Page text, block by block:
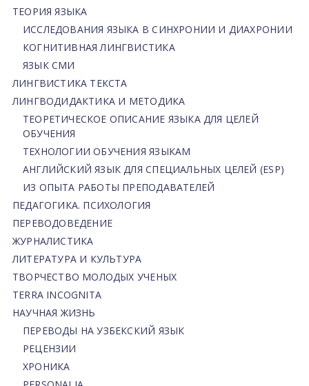
ТЕОРИЯ ЯЗЫКА
ИССЛЕДОВАНИЯ ЯЗЫКА В СИНХРОНИИ И ДИАХРОНИИ
КОГНИТИВНАЯ ЛИНГВИСТИКА
ЯЗЫК СМИ
ЛИНГВИСТИКА ТЕКСТА
ЛИНГВОДИДАКТИКА И МЕТОДИКА
ТЕОРЕТИЧЕСКОЕ ОПИСАНИЕ ЯЗЫКА ДЛЯ ЦЕЛЕЙ
ОБУЧЕНИЯ
ТЕХНОЛОГИИ ОБУЧЕНИЯ ЯЗЫКАМ
АНГЛИЙСКИЙ ЯЗЫК ДЛЯ СПЕЦИАЛЬНЫХ ЦЕЛЕЙ (ESP)
ИЗ ОПЫТА РАБОТЫ ПРЕПОДАВАТЕЛЕЙ
ПЕДАГОГИКА. ПСИХОЛОГИЯ
ПЕРЕВОДОВЕДЕНИЕ
ЖУРНАЛИСТИКА
ЛИТЕРАТУРА И КУЛЬТУРА
ТВОРЧЕСТВО МОЛОДЫХ УЧЕНЫХ
TERRA INCOGNITA
НАУЧНАЯ ЖИЗНЬ
ПЕРЕВОДЫ НА УЗБЕКСКИЙ ЯЗЫК
РЕЦЕНЗИИ
ХРОНИКА